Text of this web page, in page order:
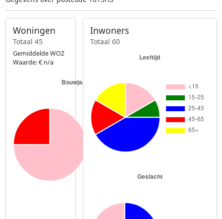
Woningen
Totaal 45
Gemiddelde WOZ
Waarde: € n/a
Inwoners
Totaal 60